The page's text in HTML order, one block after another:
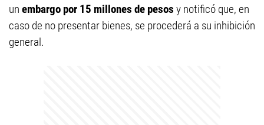
un embargo por 15 millones de pesos y notificó que, en
caso de no presentar bienes, se procederá a su inhibición
general.